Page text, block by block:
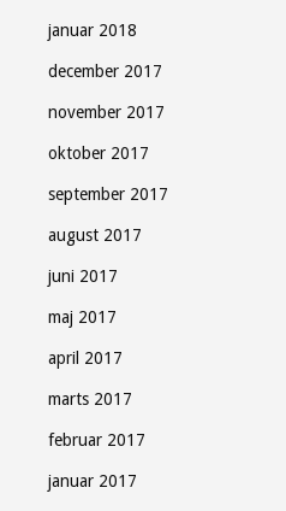
januar 2018
december 2017
november 2017
oktober 2017
september 2017
august 2017
juni 2017
maj 2017
april 2017
marts 2017
februar 2017
januar 2017